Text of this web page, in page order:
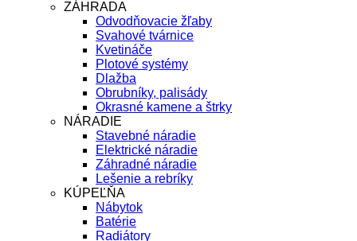
ZÁHRADA
Odvodňovacie žľaby
Svahové tvárnice
Kvetináče
Plotové systémy
Dlažba
Obrubníky, palisády
Okrasné kamene a štrky
NÁRADIE
Stavebné náradie
Elektrické náradie
Záhradné náradie
Lešenie a rebríky
KÚPEĽŇA
Nábytok
Batérie
Radiátory